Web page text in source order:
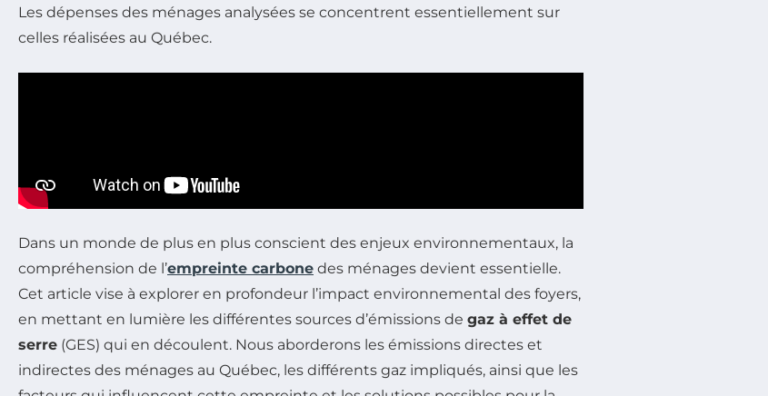
Les dépenses des ménages analysées se concentrent essentiellement sur
celles réalisées au Québec.
Dans un monde de plus en plus conscient des enjeux environnementaux, la
compréhension de l’empreinte carbone des ménages devient essentielle.
Cet article vise à explorer en profondeur l’impact environnemental des foyers,
en mettant en lumière les différentes sources d’émissions de gaz à effet de
serre (GES) qui en découlent. Nous aborderons les émissions directes et
indirectes des ménages au Québec, les différents gaz impliqués, ainsi que les